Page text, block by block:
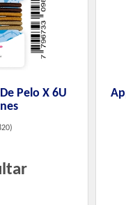
Pelo X 6U
)